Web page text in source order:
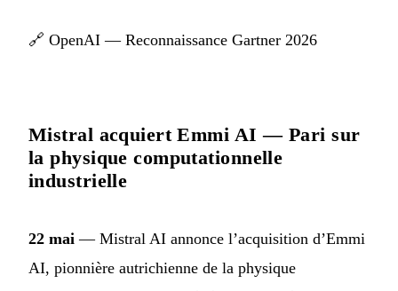
🔗 OpenAI — Reconnaissance Gartner 2026
Mistral acquiert Emmi AI — Pari sur
la physique computationnelle
industrielle
22 mai — Mistral AI annonce l’acquisition d’Emmi
AI, pionnière autrichienne de la physique